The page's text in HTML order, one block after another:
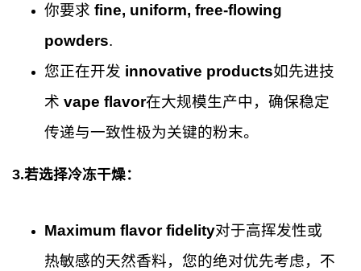
你要求 fine, uniform, free-flowing
powders.
您正在开发 innovative products如先进技
术 vape flavor在大规模生产中，确保稳定
传递与一致性极为关键的粉末。
3.若选择冷冻干燥：
Maximum flavor fidelity对于高挥发性或
热敏感的天然香料，您的绝对优先考虑，不